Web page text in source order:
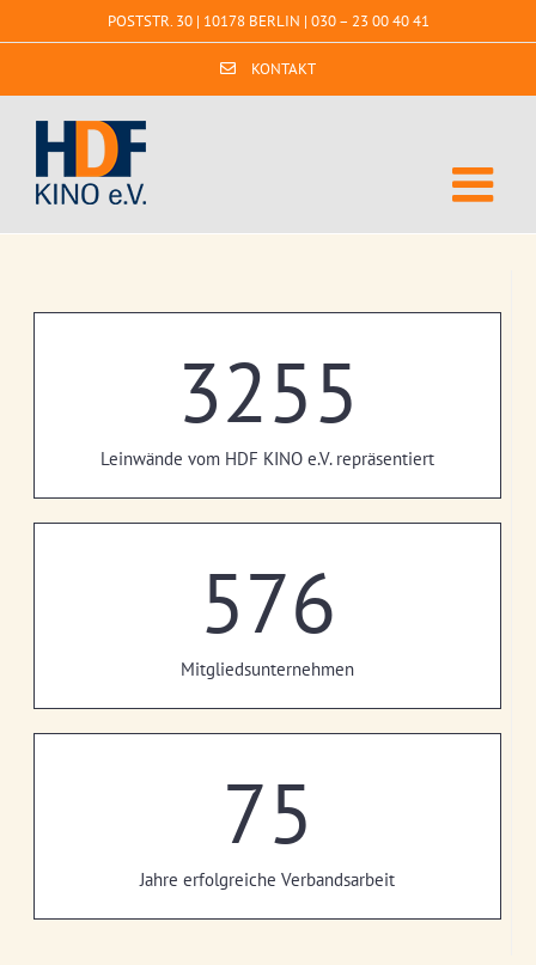
Inhalt
POSTSTR. 30 | 10178 BERLIN | 030 – 23 00 40 41
KONTAKT
3255
Leinwände vom HDF KINO e.V. repräsentiert
576
Mitgliedsunternehmen
75
Jahre erfolgreiche Verbandsarbeit